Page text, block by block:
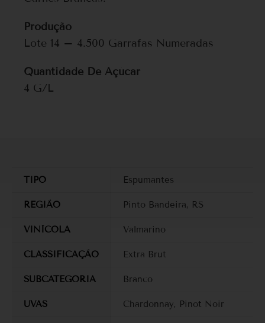
Produção
Lote 14 – 4.500 Garrafas Numeradas
Quantidade De Açúcar
4 G/L
TIPO Espumantes
REGIÃO Pinto Bandeira, RS
VINÍCOLA Valmarino
CLASSIFICAÇÃO Extra Brut
SUBCATEGORIA Branco
UVAS Chardonnay, Pinot Noir